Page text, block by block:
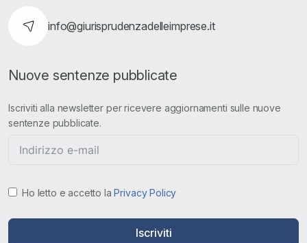
info@giurisprudenzadelleimprese.it
Nuove sentenze pubblicate
Iscriviti alla newsletter per ricevere aggiornamenti sulle nuove
sentenze pubblicate.
Ho letto e accetto laPrivacy Policy
Iscriviti